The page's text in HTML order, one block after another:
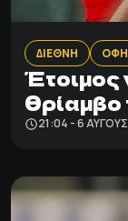
ΔΙΕΘΝΗ ΟΦΗ
Έτοιμος
21:04 - 6